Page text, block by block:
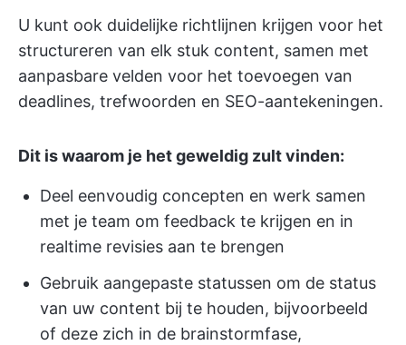
U kunt ook duidelijke richtlijnen krijgen voor het
structureren van elk stuk content, samen met
aanpasbare velden voor het toevoegen van
deadlines, trefwoorden en SEO-aantekeningen.
Dit is waarom je het geweldig zult vinden:
Deel eenvoudig concepten en werk samen
met je team om feedback te krijgen en in
realtime revisies aan te brengen
Gebruik aangepaste statussen om de status
van uw content bij te houden, bijvoorbeeld
of deze zich in de brainstormfase,